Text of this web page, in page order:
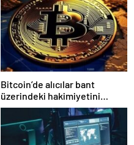
Bitcoin’de alıcılar bant
üzerindeki hakimiyetini
kaybetti